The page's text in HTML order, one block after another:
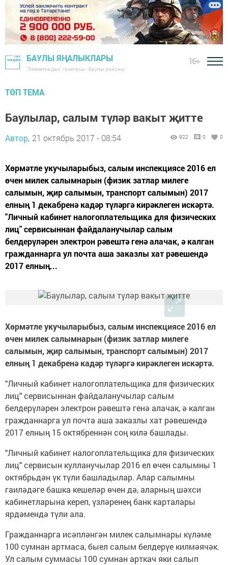
БАУЛЫ ЯҢАЛЫКЛАРЫ
"Хезмәткә дан" газетасы - Баулы районы
16+
ТӨП ТЕМА
Баулылар, салым түләр вакыт җитте
Автор, 21 октябрь 2017 - 08:54 922 0 0
Хөрмәтле укучыларыбыз, салым инспекциясе 2016 ел
өчен милек салымнарын (физик затлар милеге
салымын, җир салымын, транспорт салымын) 2017
елның 1 декабренә кадәр түләргә кирәклеген искәртә.
"Личный кабинет налогоплательщика для физических
лиц" сервисыннан файдаланучылар салым
белдерүләрен электрон рәвештә генә алачак, ә калган
гражданнарга ул почта аша заказлы хат рәвешендә
2017 елның...
Хөрмәтле укучыларыбыз, салым инспекциясе 2016 ел
өчен милек салымнарын (физик затлар милеге
салымын, җир салымын, транспорт салымын) 2017
елның 1 декабренә кадәр түләргә кирәклеген искәртә.
"Личный кабинет налогоплательщика для физических
лиц" сервисыннан файдаланучылар салым
белдерүләрен электрон рәвештә генә алачак, ә калган
гражданнарга ул почта аша заказлы хат рәвешендә
2017 елның 15 октябреннән соң килә башлады.
"Личный кабинет налогоплательщика для физических
лиц" сервисын кулланучылар 2016 ел өчен салымны 1
октябрьдән үк түли башладылар. Алар салымны
гаиләдәге башка кешеләр өчен дә, аларның шәхси
кабинетларына кереп, үзләренең банк карталары
ярдәмендә түли ала.
Гражданнарга исәпләнгән милек салымнары күләме
100 сумнан артмаса, быел салым белдерүе килмәячәк.
Ул салым суммасы 100 сумнан арткач яки салып